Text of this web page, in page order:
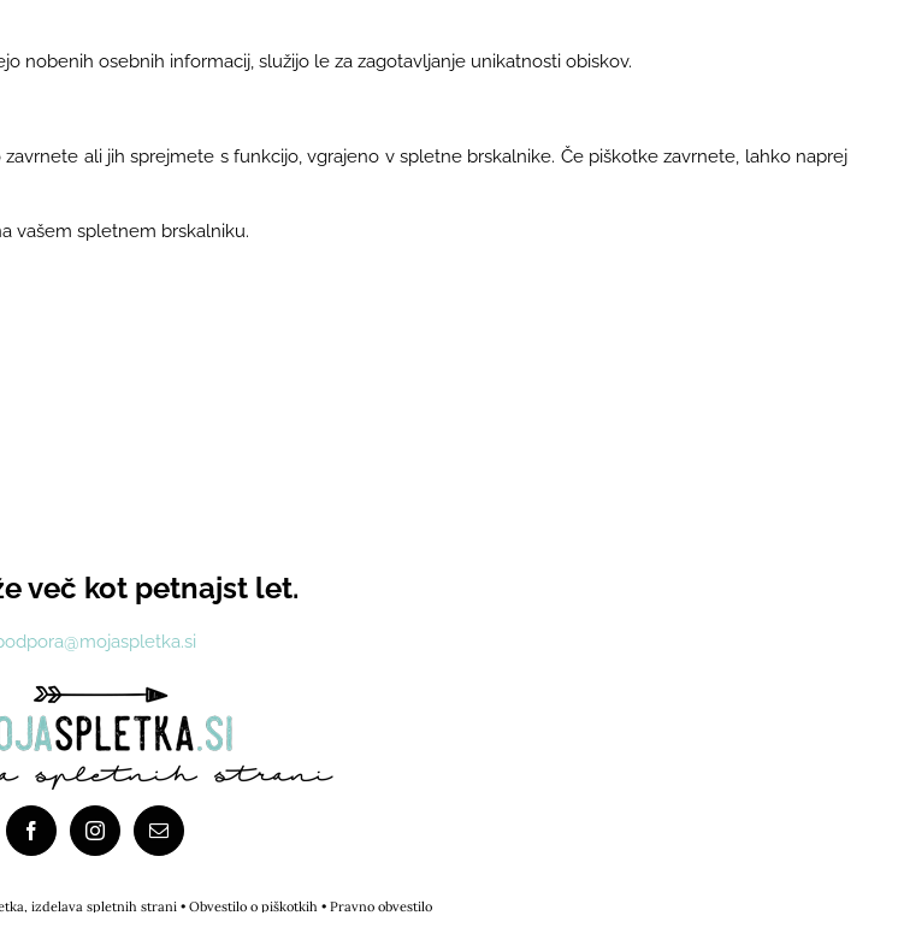
nobenih osebnih informacij, služijo le za zagotavljanje unikatnosti obiskov.
ali jih sprejmete s funkcijo, vgrajeno v spletne brskalnike. Če piškotke zavrnete, lahko naprej
vašem spletnem brskalniku.
več kot petnajst let.
, izdelava spletnih strani • Obvestilo o piškotkih • Pravno obvestilo